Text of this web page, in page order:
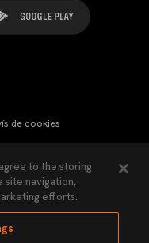
de cookies
de Privacitat
to the storing
site navigation,
efforts.